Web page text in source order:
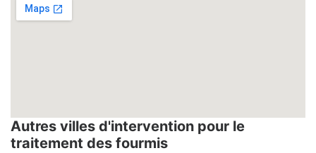
Autres villes d'intervention pour le
traitement des fourmis